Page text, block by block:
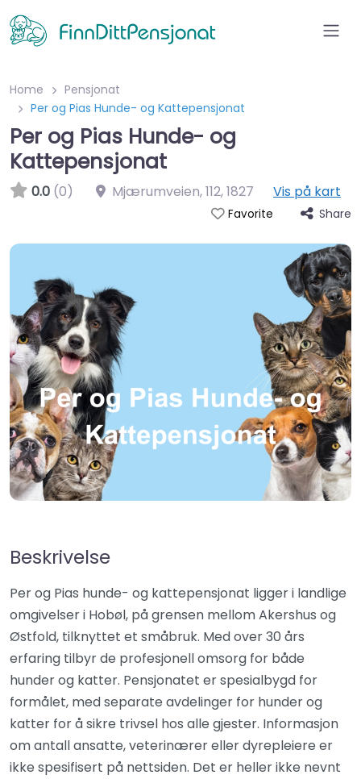
Home
Pensjonat
Per og Pias Hunde- og Kattepensjonat​
Per og Pias Hunde- og
Kattepensjonat​
0.0 (0) Mjærumveien, 112,1827 Vis på kart
Favorite Share
Beskrivelse
Per og Pias hunde- og kattepensjonat ligger i landlige
omgivelser i Hobøl, på grensen mellom Akershus og
Østfold, tilknyttet et småbruk. Med over 30 års
erfaring tilbyr de profesjonell omsorg for både
hunder og katter. Pensjonatet er spesialbygd for
formålet, med separate avdelinger for hunder og
katter for å sikre trivsel hos alle gjester. Informasjon
om antall ansatte, veterinærer eller dyrepleiere er
ikke spesifisert på nettsiden. Det er heller ikke nevnt